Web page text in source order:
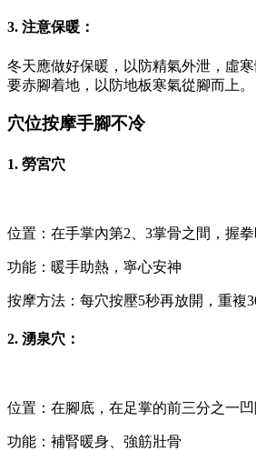
3. 注意保暖：
冬天應做好保暖，以防精氣外泄，虛
要赤腳着地，以防地板寒氣從腳而上。
穴位按摩手腳不冷
1. 勞宮穴
位置：在手掌內第2、3掌骨之間，握
功能：暖手助熱，寧心安神
按摩方法：每穴按壓5秒再放開，重複
2. 湧泉穴：
位置：在腳底，在足掌的前三分之一
功能：補腎暖身、強筋壯骨